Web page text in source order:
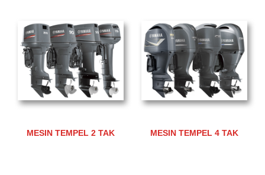
MESIN TEMPEL 2 TAK MESIN TEMPEL 4 TAK